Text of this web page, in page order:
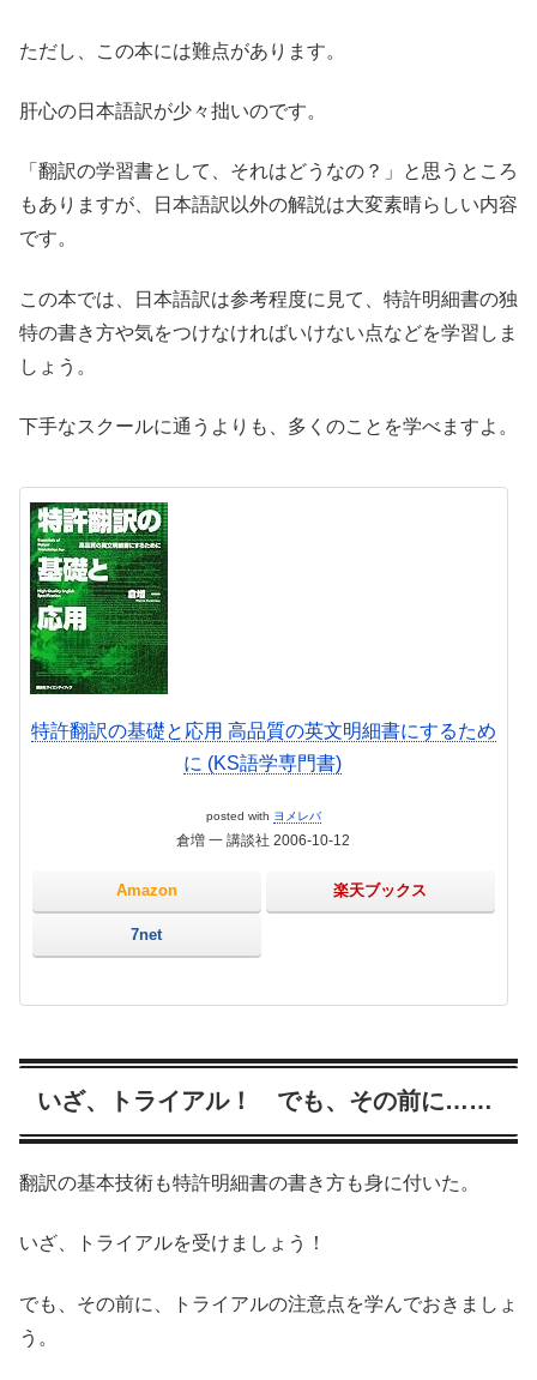
ただし、この本には難点があります。
肝心の日本語訳が少々拙いのです。
「翻訳の学習書として、それはどうなの？」と思うところ
もありますが、日本語訳以外の解説は大変素晴らしい内容
です。
この本では、日本語訳は参考程度に見て、特許明細書の独
特の書き方や気をつけなければいけない点などを学習しま
しょう。
下手なスクールに通うよりも、多くのことを学べますよ。
特許翻訳の基礎と応用 高品質の英文明細書にするため
に (KS語学専門書)
posted with ヨメレバ
倉増 一 講談社 2006-10-12
Amazon 楽天ブックス
7net
いざ、トライアル！ でも、その前に……
翻訳の基本技術も特許明細書の書き方も身に付いた。
いざ、トライアルを受けましょう！
でも、その前に、トライアルの注意点を学んでおきましょ
う。